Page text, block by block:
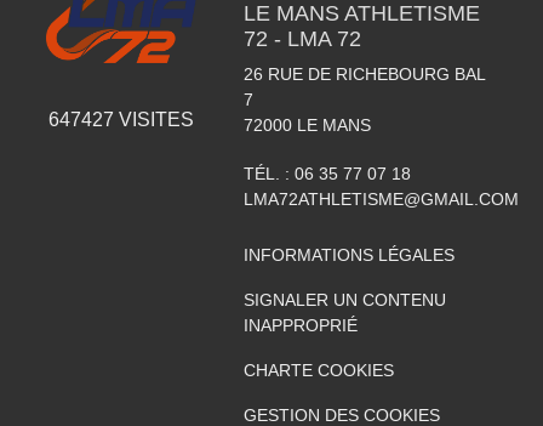
647427 VISITES
LE MANS ATHLETISME
72 - LMA 72
26 RUE DE RICHEBOURG BAL
7
72000 LE MANS
TÉL. : 06 35 77 07 18
LMA72ATHLETISME@GMAIL.COM
INFORMATIONS LÉGALES
SIGNALER UN CONTENU
INAPPROPRIÉ
CHARTE COOKIES
GESTION DES COOKIES